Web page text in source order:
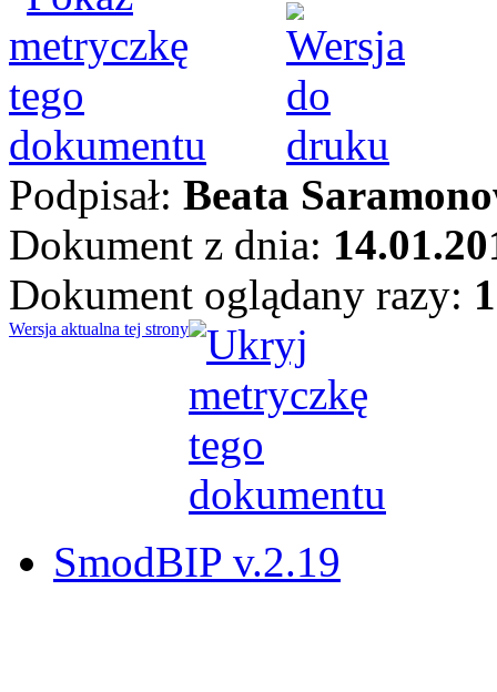
Podpisał: Beata
Dokument z dnia:
Dokument oglądany razy:
Wersja aktualna tej strony
SmodBIP v.2.19